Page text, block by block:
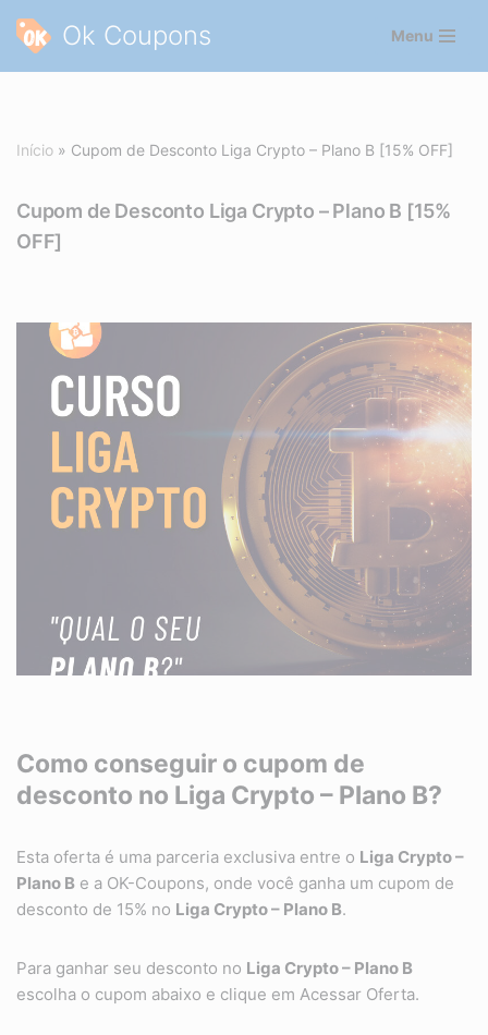
Pular
Ok Coupons Menu
Início » Cupom de Desconto Liga Crypto – Plano B [15% OFF]
Cupom de Desconto Liga Crypto – Plano B [15%
OFF]
Como conseguir o cupom de
desconto no Liga Crypto – Plano B?
Esta oferta é uma parceria exclusiva entre o Liga Crypto –
Plano B e a OK-Coupons, onde você ganha um cupom de
desconto de 15% no Liga Crypto – Plano B.
Para ganhar seu desconto no Liga Crypto – Plano B
escolha o cupom abaixo e clique em Acessar Oferta.